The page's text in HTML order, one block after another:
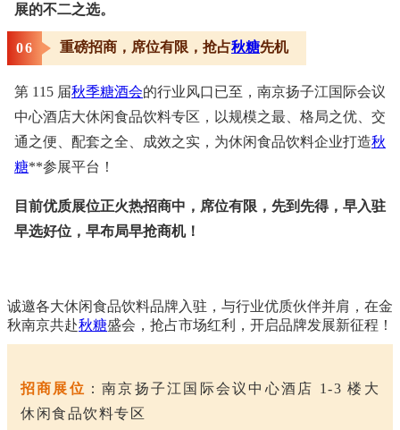
展的不二之选。
06 重磅招商，席位有限，抢占秋糖先机
第 115 届秋季糖酒会的行业风口已至，南京扬子江国际会议
中心酒店大休闲食品饮料专区，以规模之最、格局之优、交
通之便、配套之全、成效之实，为休闲食品饮料企业打造秋
糖**参展平台！
目前优质展位正火热招商中，席位有限，先到先得，早入驻
早选好位，早布局早抢商机！
诚邀各大休闲食品饮料品牌入驻，与行业优质伙伴并肩，在金
秋南京共赴秋糖盛会，抢占市场红利，开启品牌发展新征程！
招商展位 ：南京扬子江国际会议中心酒店 1-3 楼大
休闲食品饮料专区